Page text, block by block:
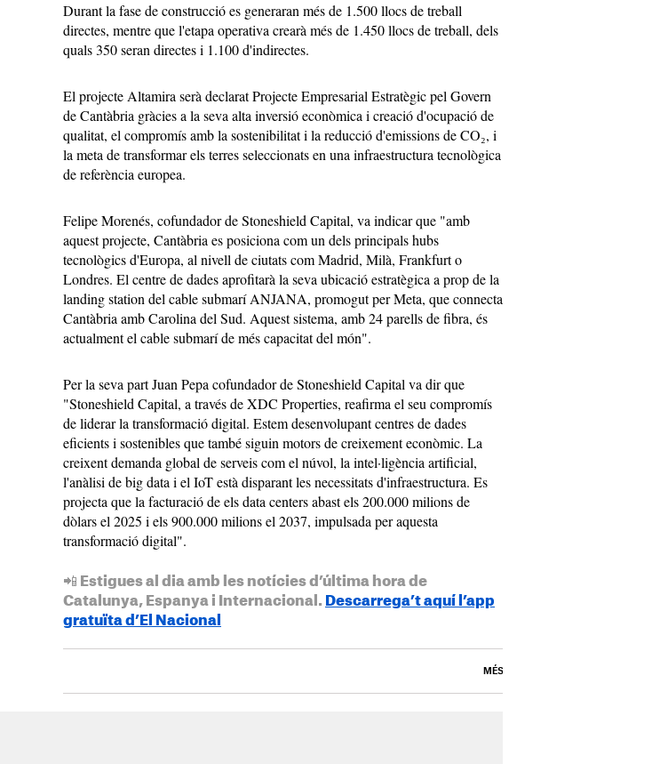
Durant la fase de construcció es generaran més de 1.500 llocs de treball
directes, mentre que l'etapa operativa crearà més de 1.450 llocs de treball, dels
quals 350 seran directes i 1.100 d'indirectes.
El projecte Altamira serà declarat Projecte Empresarial Estratègic pel Govern
de Cantàbria gràcies a la seva alta inversió econòmica i creació d'ocupació de
qualitat, el compromís amb la sostenibilitat i la reducció d'emissions de CO₂, i
la meta de transformar els terres seleccionats en una infraestructura tecnològica
de referència europea.
Felipe Morenés, cofundador de Stoneshield Capital, va indicar que "amb
aquest projecte, Cantàbria es posiciona com un dels principals hubs
tecnològics d'Europa, al nivell de ciutats com Madrid, Milà, Frankfurt o
Londres. El centre de dades aprofitarà la seva ubicació estratègica a prop de la
landing station del cable submarí ANJANA, promogut per Meta, que connecta
Cantàbria amb Carolina del Sud. Aquest sistema, amb 24 parells de fibra, és
actualment el cable submarí de més capacitat del món".
Per la seva part Juan Pepa cofundador de Stoneshield Capital va dir que
"Stoneshield Capital, a través de XDC Properties, reafirma el seu compromís
de liderar la transformació digital. Estem desenvolupant centres de dades
eficients i sostenibles que també siguin motors de creixement econòmic. La
creixent demanda global de serveis com el núvol, la intel·ligència artificial,
l'anàlisi de big data i el IoT està disparant les necessitats d'infraestructura. Es
projecta que la facturació de els data centers abast els 200.000 milions de
dòlars el 2025 i els 900.000 milions el 2037, impulsada per aquesta
transformació digital".
📲 Estigues al dia amb les notícies d’última hora de
Catalunya, Espanya i Internacional. Descarrega’t aquí l’app
gratuïta d’El Nacional
MÉS